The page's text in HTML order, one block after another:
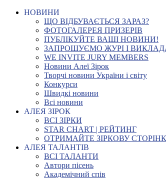
НОВИНИ
ЩО ВІДБУВАЄТЬСЯ ЗАРАЗ?
ФОТОГАЛЕРЕЯ ПРИЗЕРІВ
ПУБЛІКУЙТЕ ВАШІ НОВИНИ!
ЗАПРОШУЄМО ЖУРІ І
WE INVITE JURY MEMBERS
Новини Алеї Зірок
Творчі новини України і світу
Конкурси
Швидкі новини
Всі новини
АЛЕЯ ЗІРОК
ВСІ ЗІРКИ
STAR CHART | РЕЙТИНГ
ОТРИМАЙТЕ ЗІРКОВУ
АЛЕЯ ТАЛАНТІВ
ВСІ ТАЛАНТИ
Автори пісень
Академічний спів